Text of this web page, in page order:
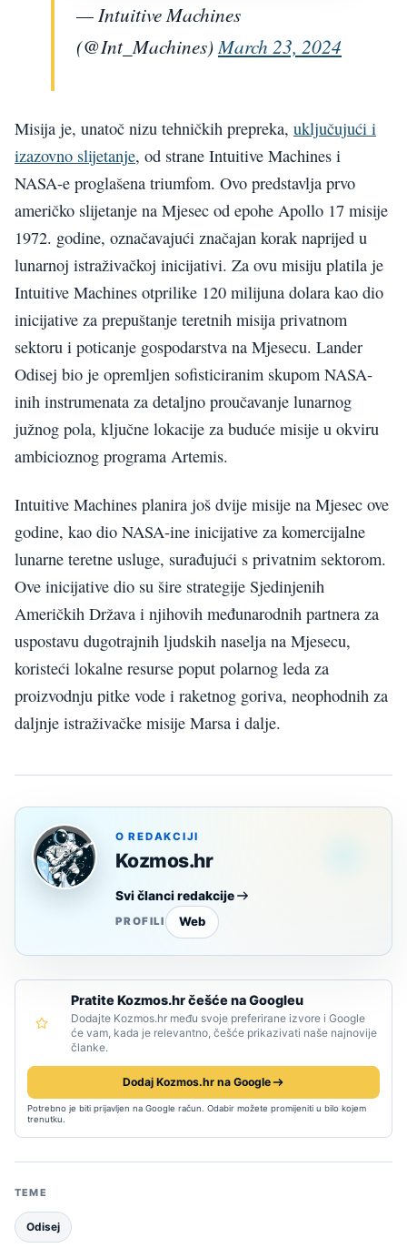
— Intuitive Machines
(@Int_Machines)March 23, 2024
Misija je, unatoč nizu tehničkih prepreka, uključujući i
izazovno slijetanje, od strane Intuitive Machines i
NASA-e proglašena triumfom. Ovo predstavlja prvo
američko slijetanje na Mjesec od epohe Apollo 17 misije
1972. godine, označavajući značajan korak naprijed u
lunarnoj istraživačkoj inicijativi. Za ovu misiju platila je
Intuitive Machines otprilike 120 milijuna dolara kao dio
inicijative za prepuštanje teretnih misija privatnom
sektoru i poticanje gospodarstva na Mjesecu. Lander
Odisej bio je opremljen sofisticiranim skupom NASA-
inih instrumenata za detaljno proučavanje lunarnog
južnog pola, ključne lokacije za buduće misije u okviru
ambicioznog programa Artemis.
Intuitive Machines planira još dvije misije na Mjesec ove
godine, kao dio NASA-ine inicijative za komercijalne
lunarne teretne usluge, surađujući s privatnim sektorom.
Ove inicijative dio su šire strategije Sjedinjenih
Američkih Država i njihovih međunarodnih partnera za
uspostavu dugotrajnih ljudskih naselja na Mjesecu,
koristeći lokalne resurse poput polarnog leda za
proizvodnju pitke vode i raketnog goriva, neophodnih za
daljnje istraživačke misije Marsa i dalje.
O REDAKCIJI
Kozmos.hr
Svi članci redakcije
PROFILI Web
Pratite Kozmos.hr češće na Googleu
Dodajte Kozmos.hr među svoje preferirane izvore i Google
će vam, kada je relevantno, češće prikazivati naše najnovije
članke.
Dodaj Kozmos.hr na Google
Potrebno je biti prijavljen na Google račun. Odabir možete promijeniti u bilo kojem
trenutku.
TEME
Odisej